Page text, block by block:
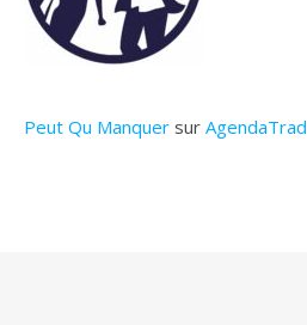
Peut Qu Manquer sur AgendaTrad